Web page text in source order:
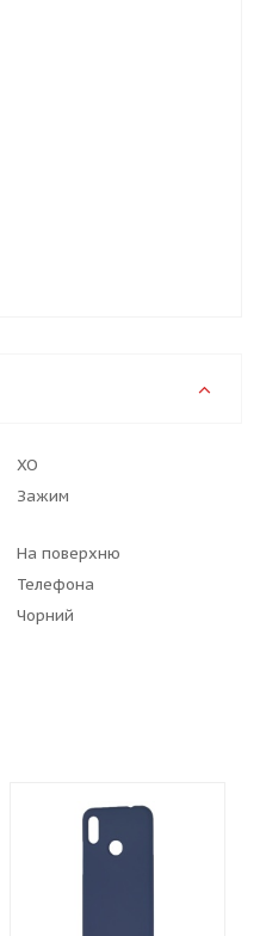
XO
Зажим
На поверхню
Телефона
Чорний